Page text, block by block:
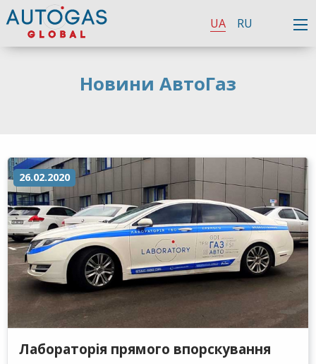
UA RU
Новини АвтоГаз
26.02.2020
Лабораторія прямого впорскування